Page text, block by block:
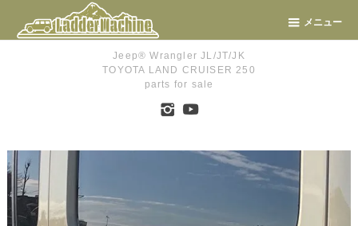
メニュー
Jeep® Wrangler JL/JT/JK
TOYOTA LAND CRUISER 250
parts for sale